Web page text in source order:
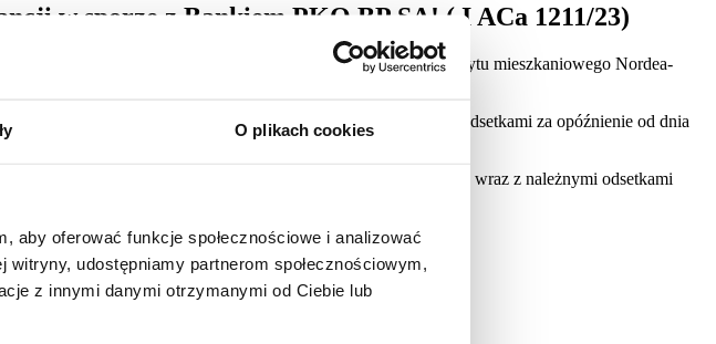
O plikach cookies
aby oferować funkcje społecznościowe i analizować
udostępniamy partnerom społecznościowym,
z innymi danymi otrzymanymi od Ciebie lub
w sporze z Bankiem PKO BP SA! ( I ACa 1211/23)
banku i prawomocnie potwierdził nieważność umowy kredytu mieszkaniowego Nordea-
867 703,73 PLN oraz 85 202,02 CHF wraz z ustawowymi odsetkami za opóźnienie od dnia
oraz 8 100 zł za postępowanie apelacyjne, w obu przypadkach wraz z należnymi odsetkami